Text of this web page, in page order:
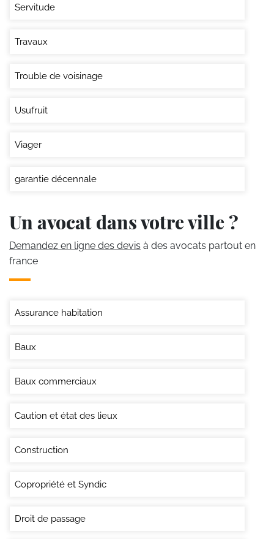
Servitude
Travaux
Trouble de voisinage
Usufruit
Viager
garantie décennale
Un avocat dans votre ville ?
Demandez en ligne des devis à des avocats partout en
france
Assurance habitation
Baux
Baux commerciaux
Caution et état des lieux
Construction
Copropriété et Syndic
Droit de passage